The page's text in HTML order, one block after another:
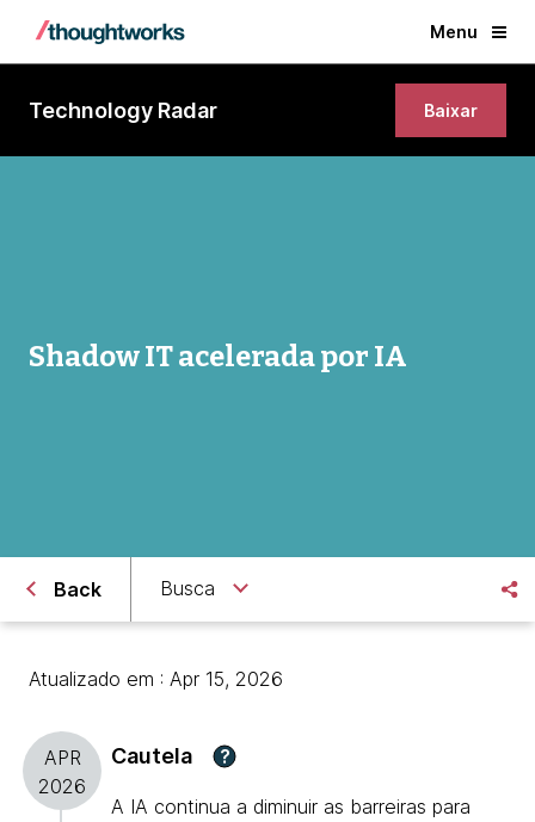
Menu
Technology Radar Baixar
Shadow IT acelerada por IA
Back Busca
Atualizado em : Apr 15, 2026
APR
2026
Cautela ?
A IA continua a diminuir as barreiras para